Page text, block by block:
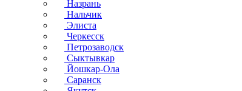
Назрань
Нальчик
Элиста
Черкесск
Петрозаводск
Сыктывкар
Йошкар-Ола
Саранск